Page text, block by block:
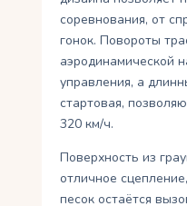
соревнования, от
гонок. Повороты
аэродинамической
управления, а
стартовая,
320 км/ч.
Поверхность из
отличное
песок остаётся